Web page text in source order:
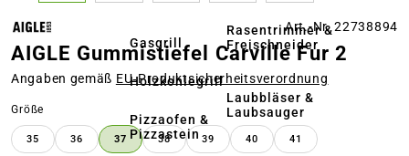
Gasgrill
Holzkohlegrill
Pizzaofen &
Pizzastein
Rasentrimmer &
Freischneider
Laubbläser &
Laubsauger
Art.-Nr. 22738894
AIGLE Gummistiefel Carville Fur 2
Angaben gemäß EU‑Produktsicherheitsverordnung
Größe
35 36 37 38 39 40 41